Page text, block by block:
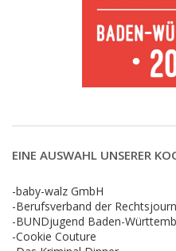
EINE AUSWAHL UNSERER
-baby-walz GmbH
-Berufsverband der
-BUNDjugend Baden-
-Cookie Couture